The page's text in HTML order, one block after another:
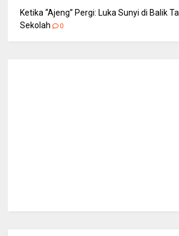
Ketika “Ajeng” Pergi: Luka Sunyi di Balik
Sekolah
0